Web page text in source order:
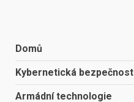
Domů
Kybernetická bezpečnost
Armádní technologie